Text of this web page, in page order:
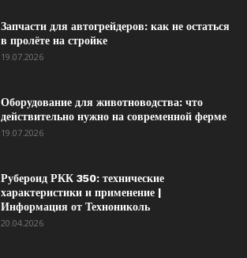
Запчасти для автогрейдеров: как не остаться
в пролёте на стройке
19.07.2026
Оборудование для животноводства: что
действительно нужно на современной ферме
19.07.2026
Рубероид РКК 350: технические
характеристики и применение |
Информация от Технониколь
20.04.2026